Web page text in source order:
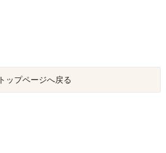
トップページへ戻る